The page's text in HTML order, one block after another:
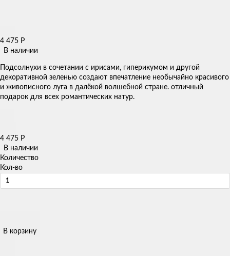
4 475 Р
В наличии
Подсолнухи в сочетании с ирисами, гиперикумом и другой
декоративной зеленью создают впечатление необычайно красивого
и живописного луга в далёкой волшебной стране. отличный
подарок для всех романтических натур.
4 475 Р
В наличии
Количество
Кол-во
В корзину